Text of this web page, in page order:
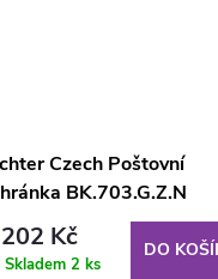
Czech Poštovní
BK.703.G.Z.N
Kč
Skladem 2 ks
DO